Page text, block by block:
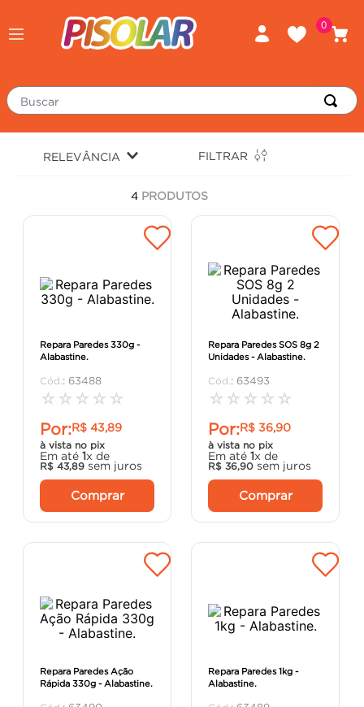
0
Buscar
RELEVÂNCIA FILTRAR
4 PRODUTOS
Repara Paredes 330g -
Alabastine.
: 63488
☆ ☆ ☆ ☆ ☆
Por:R$ 43,89
à vista no pix
Em até 1x de
R$ 43,89 sem juros
Comprar
Repara Paredes SOS 8g 2
Unidades - Alabastine.
: 63493
☆ ☆ ☆ ☆ ☆
Por:R$ 36,90
à vista no pix
Em até 1x de
R$ 36,90 sem juros
Comprar
Repara Paredes Ação
Rápida 330g - Alabastine.
Repara Paredes 1kg -
Alabastine.
massa corrida
porta
cadeira
º cimento